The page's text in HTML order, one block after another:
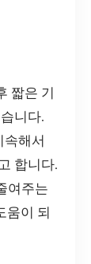
짧은 기
니다.
해서
합니다.
여주는
움이 되